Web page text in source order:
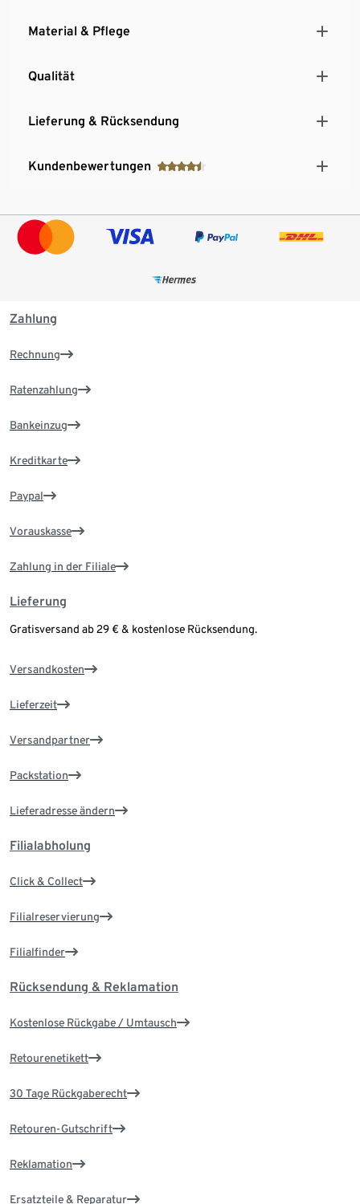
Material & Pflege
Qualität
Lieferung & Rücksendung
Kundenbewertungen
Zahlung
Rechnung
Ratenzahlung
Bankeinzug
Kreditkarte
Paypal
Vorauskasse
Zahlung in der Filiale
Lieferung
Gratisversand ab 29 € & kostenlose Rücksendung.
Versandkosten
Lieferzeit
Versandpartner
Packstation
Lieferadresse ändern
Filialabholung
Click & Collect
Filialreservierung
Filialfinder
Rücksendung & Reklamation
Kostenlose Rückgabe / Umtausch
Retourenetikett
30 Tage Rückgaberecht
Retouren-Gutschrift
Reklamation
Ersatzteile & Reparatur